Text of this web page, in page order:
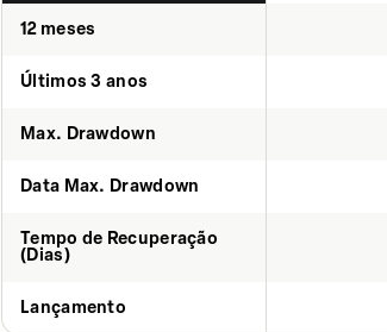
12 meses
Últimos 3 anos
Max. Drawdown
Data Max. Drawdown
Tempo de Recuperação
(Dias)
Lançamento